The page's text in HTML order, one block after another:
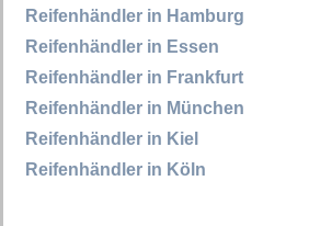
Reifenhändler in Hamburg
Reifenhändler in Essen
Reifenhändler in Frankfurt
Reifenhändler in München
Reifenhändler in Kiel
Reifenhändler in Köln